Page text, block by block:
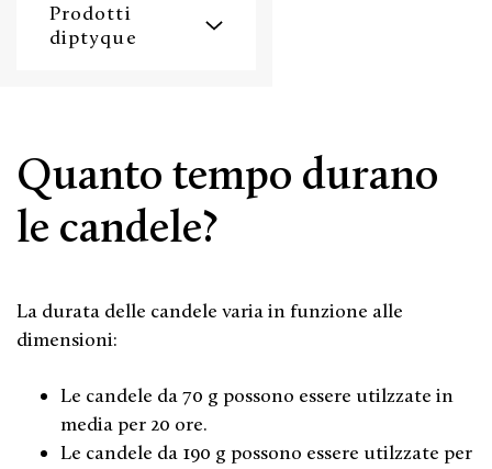
Prodotti
diptyque
Quanto tempo durano
le candele?
La durata delle candele varia in funzione alle
dimensioni:
Le candele da 70 g possono essere utilzzate in
media per 20 ore.
Le candele da 190 g possono essere utilzzate per